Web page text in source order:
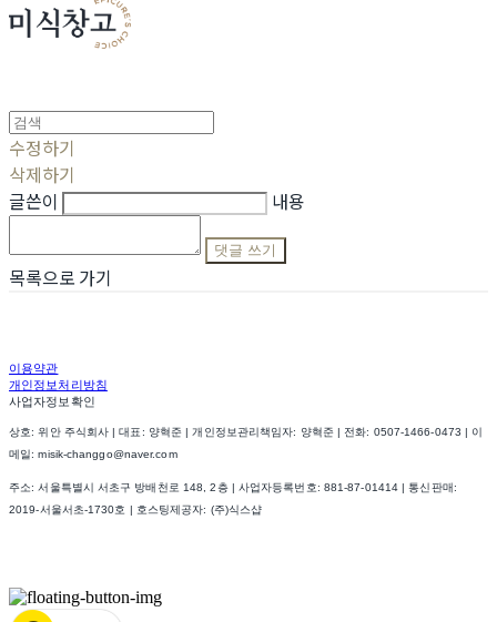
수정하기
삭제하기
글쓴이
내용
댓글 쓰기
목록으로 가기
이용약관
개인정보처리방침
사업자정보확인
상호: 위안 주식회사 | 대표: 양혁준 | 개인정보관리책임자: 양혁준 | 전화: 0507-1466-0473 | 이
메일: misik-changgo@naver.com
주소: 서울특별시 서초구 방배천로 148, 2층 | 사업자등록번호: 881-87-01414 | 통신판매:
2019-서울서초-1730호
| 호스팅제공자: (주)식스샵